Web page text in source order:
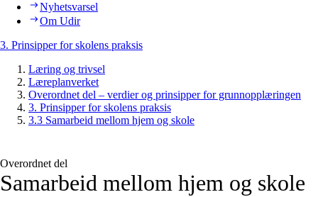
Nyhetsvarsel
Om Udir
3. Prinsipper for skolens praksis
Læring og trivsel
Læreplanverket
Overordnet del – verdier og prinsipper for grunnopplæringen
3. Prinsipper for skolens praksis
3.3 Samarbeid mellom hjem og skole
Overordnet del
Samarbeid mellom hjem og skole